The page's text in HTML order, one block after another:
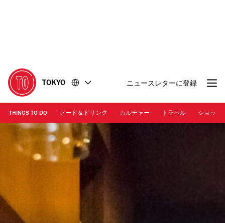
に
移
動
移
動
TOKYO ニュースレターに登録
THINGS TO DO フード＆ドリンク カルチャー トラベル ショッピ